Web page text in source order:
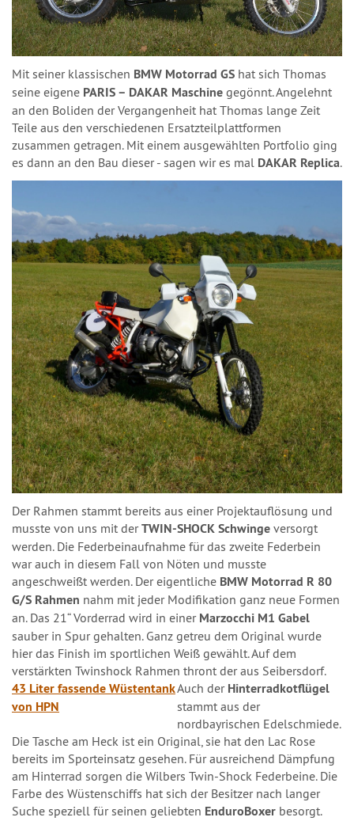
Mit seiner klassischen BMW Motorrad GS hat sich Thomas
seine eigene PARIS – DAKAR Maschine gegönnt. Angelehnt
an den Boliden der Vergangenheit hat Thomas lange Zeit
Teile aus den verschiedenen Ersatzteilplattformen
zusammen getragen. Mit einem ausgewählten Portfolio ging
es dann an den Bau dieser - sagen wir es mal DAKAR Replica.
Der Rahmen stammt bereits aus einer Projektauflösung und
musste von uns mit derTWIN-SHOCK Schwinge versorgt
werden. Die Federbeinaufnahme für das zweite Federbein
war auch in diesem Fall von Nöten und musste
angeschweißt werden. Der eigentliche BMW Motorrad R 80
G/S Rahmen nahm mit jeder Modifikation ganz neue Formen
an. Das 21“ Vorderrad wird in einer Marzocchi M1 Gabel
sauber in Spur gehalten. Ganz getreu dem Original wurde
hier das Finish im sportlichen Weiß gewählt. Auf dem
verstärkten Twinshock Rahmen thront der
43 Liter fassende Wüstentank
von HPN
aus Seibersdorf.
Auch der Hinterradkotflügel
stammt aus der
nordbayrischen Edelschmiede.
Die Tasche am Heck ist ein Original, sie hat den Lac Rose
bereits im Sporteinsatz gesehen. Für ausreichend Dämpfung
am Hinterrad sorgen die Wilbers Twin-Shock Federbeine. Die
Farbe des Wüstenschiffs hat sich der Besitzer nach langer
Suche speziell für seinen geliebten EnduroBoxer besorgt.